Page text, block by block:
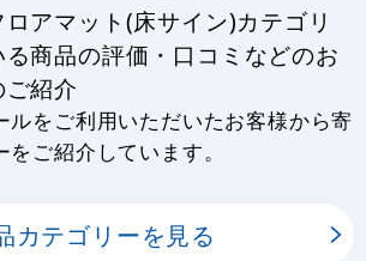
アマット(床サイン)カテゴリ
商品の評価・口コミなどのお
紹介
ルをご利用いただいたお客様から寄
ご紹介しています。
カテゴリーを見る